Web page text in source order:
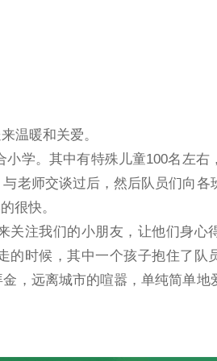
温暖和关爱。
学。其中有特殊儿童100名左右
老师交谈过后，然后队员们向各
很快。
关注我们的小朋友，让他们身心
的时候，其中一个孩子抱住了队
，远离城市的喧嚣，单纯简单地